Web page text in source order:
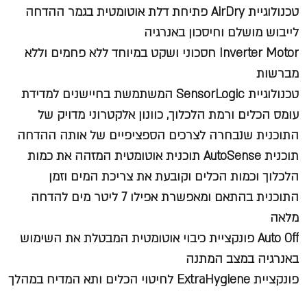
טכנולוגיית AirDry פתיחת דלת אוטומטית בגמר ההדחה
לייבוש מושלם וחיסכון באנרגיה
Inverter Motor חסכוני ושקט במיוחד ללא פחמים וללא
מברשות
טכנולוגיית SensorLogic המשתמשת בחיישנים למדידת
עומס הכלים ורמת הלכלוך, כוונון אלקטרוני מדויק של
התוכנית שנבחרה לצרכים הספציפיים של אותה ההדחה
תוכנית AutoSense תוכנית אוטומטית המזהה את כמות
הלכלוך וכמות הכלים וקובעת את צריכת המים וזמן
התוכנית בהתאם ומאפשרת אפילו 7 ליטר מים להדחה
מלאה
Auto Off פונקציית כיבוי אוטומטית המבטלת את השימוש
באנרגיה במצב המתנה
פונקציית ExtraHygiene לחיטוי הכלים ותא המדיח במהלך